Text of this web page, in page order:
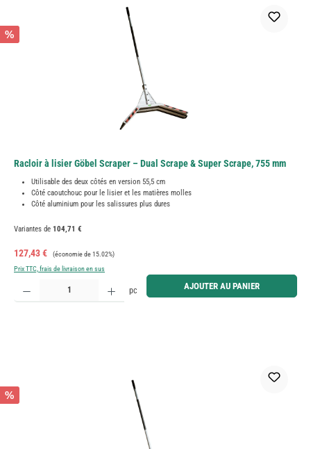
%
Racloir à lisier Göbel Scraper – Dual Scrape & Super Scrape, 755 mm
Utilisable des deux côtés en version 55,5 cm
Côté caoutchouc pour le lisier et les matières molles
Côté aluminium pour les salissures plus dures
Variantes de 104,71 €
Prix de vente :
127,43 € Prix régulier :
(économie de 15.02%)
Prix TTC, frais de livraison en sus
Quantité de produit : Entrez la quantité souhaitée ou utilisez les boutons pour augmenter ou
pc AJOUTER AU PANIER
%